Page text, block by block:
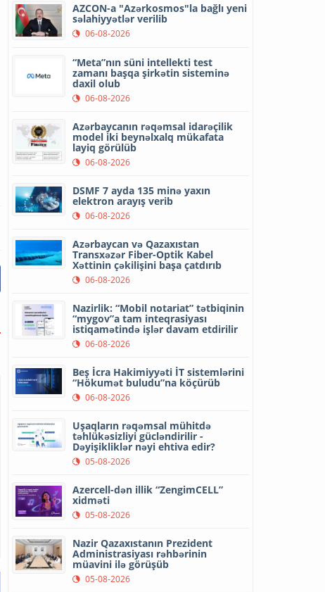
AZCON-a "Azərkosmos"la bağlı yeni
səlahiyyətlər verilib
06-08-2026
“Meta”nın süni intellekti test
zamanı başqa şirkətin sisteminə
daxil olub
06-08-2026
Azərbaycanın rəqəmsal idarəçilik
model iki beynəlxalq mükafata
layiq görülüb
06-08-2026
DSMF 7 ayda 135 minə yaxın
elektron arayış verib
06-08-2026
Azərbaycan və Qazaxıstan
Transxəzər Fiber-Optik Kabel
Xəttinin çəkilişini başa çatdırıb
06-08-2026
Nazirlik: “Mobil notariat” tətbiqinin
“mygov”a tam inteqrasiyası
istiqamətində işlər davam etdirilir
06-08-2026
Beş İcra Hakimiyyəti İT sistemlərini
“Hökumət buludu”na köçürüb
06-08-2026
Uşaqların rəqəmsal mühitdə
təhlükəsizliyi gücləndirilir -
Dəyişikliklər nəyi ehtiva edir?
05-08-2026
Azercell-dən illik “ZengimCELL”
xidməti
05-08-2026
Nazir Qazaxıstanın Prezident
Administrasiyası rəhbərinin
müavini ilə görüşüb
05-08-2026